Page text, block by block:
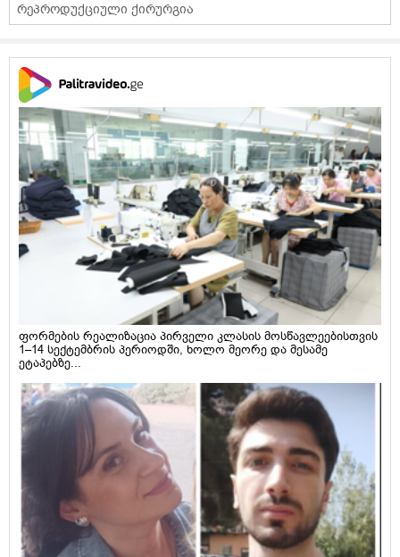
რეპროდუქციული ქირურგია
ფორმების რეალიზაცია პირველი კლასის მოსწავლეებისთვის
1–14 სექტემბრის პერიოდში, ხოლო მეორე და მესამე
ეტაპებზე...